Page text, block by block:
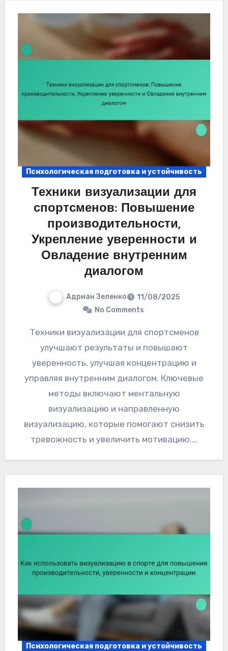
Психологическая подготовка и устойчивость
Техники визуализации для
спортсменов: Повышение
производительности,
Укрепление уверенности и
Овладение внутренним
диалогом
Адриан Зеленко
11/08/2025
No Comments
Техники визуализации для спортсменов
улучшают результаты и повышают
уверенность, улучшая концентрацию и
управляя внутренним диалогом. Ключевые
методы включают ментальную
визуализацию и направленную
визуализацию, которые помогают снизить
тревожность и увеличить мотивацию.…
Психологическая подготовка и устойчивость